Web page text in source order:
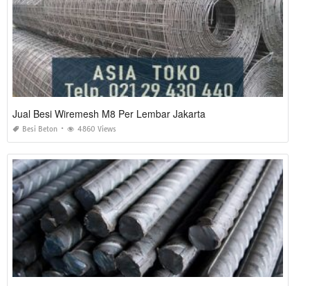
Jual Besi Wiremesh M8 Per Lembar Jakarta
Besi Beton 4860 Views